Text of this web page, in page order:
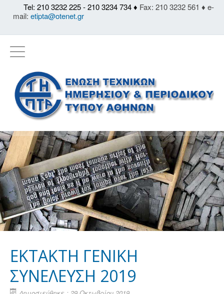
Tel: 210 3232 225 - 210 3234 734 ♦ Fax: 210 3232 561 ♦ e-
mail: etipta@otenet.gr
ΕΚΤΑΚΤΗ ΓΕΝΙΚΗ
ΣΥΝΕΛΕΥΣΗ 2019